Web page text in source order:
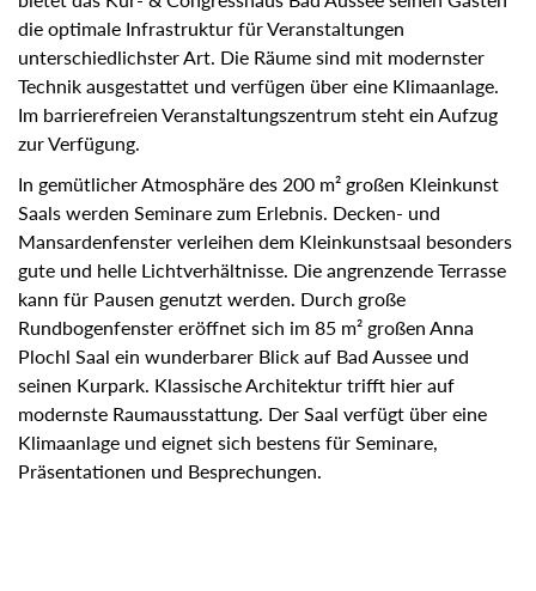
die optimale Infrastruktur für Veranstaltungen
unterschiedlichster Art. Die Räume sind mit modernster
Technik ausgestattet und verfügen über eine Klimaanlage.
Im barrierefreien Veranstaltungszentrum steht ein Aufzug
zur Verfügung.
In gemütlicher Atmosphäre des 200 m² großen Kleinkunst
Saals werden Seminare zum Erlebnis. Decken- und
Mansardenfenster verleihen dem Kleinkunstsaal besonders
gute und helle Lichtverhältnisse. Die angrenzende Terrasse
kann für Pausen genutzt werden. Durch große
Rundbogenfenster eröffnet sich im 85 m² großen Anna
Plochl Saal ein wunderbarer Blick auf Bad Aussee und
seinen Kurpark. Klassische Architektur trifft hier auf
modernste Raumausstattung. Der Saal verfügt über eine
Klimaanlage und eignet sich bestens für Seminare,
Präsentationen und Besprechungen.